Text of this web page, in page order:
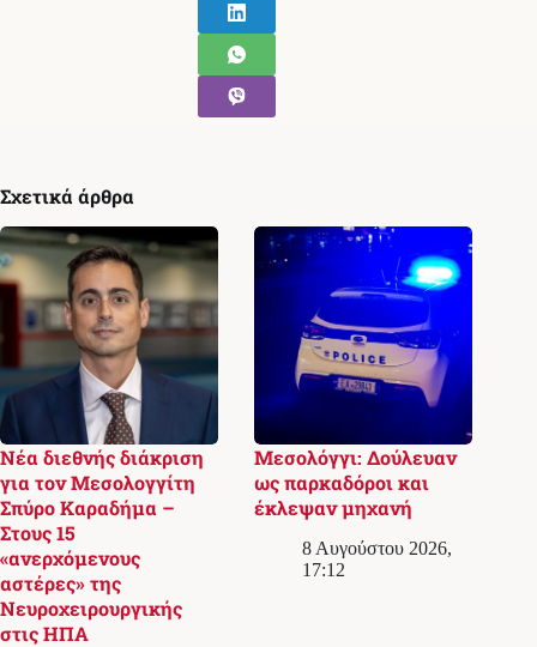
Σχετικά άρθρα
Νέα διεθνής διάκριση
για τον Μεσολογγίτη
Σπύρο Καραδήμα –
Στους 15
«ανερχόμενους
αστέρες» της
Νευροχειρουργικής
στις ΗΠΑ
Μεσολόγγι: Δούλευαν
ως παρκαδόροι και
έκλεψαν μηχανή
8 Αυγούστου 2026,
17:12